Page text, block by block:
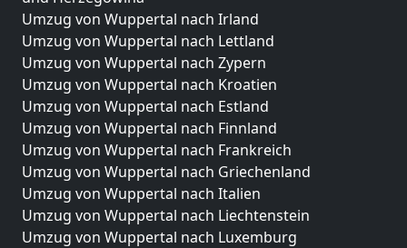
Umzug von Wuppertal nach Irland
Umzug von Wuppertal nach Lettland
Umzug von Wuppertal nach Zypern
Umzug von Wuppertal nach Kroatien
Umzug von Wuppertal nach Estland
Umzug von Wuppertal nach Finnland
Umzug von Wuppertal nach Frankreich
Umzug von Wuppertal nach Griechenland
Umzug von Wuppertal nach Italien
Umzug von Wuppertal nach Liechtenstein
Umzug von Wuppertal nach Luxemburg